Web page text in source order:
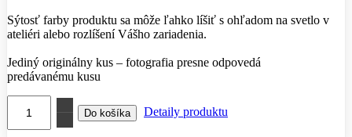
Sýtosť farby produktu sa môže ľahko líšiť s ohľadom na svetlo v
ateliéri alebo rozlíšení Vášho zariadenia.
Jediný originálny kus – fotografia presne odpovedá
predávanému kusu
Detaily produktu